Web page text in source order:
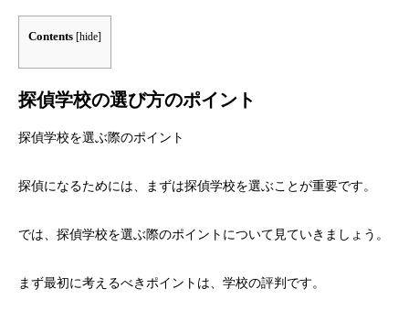
Contents [hide]
探偵学校の選び方のポイント
探偵学校を選ぶ際のポイント
探偵になるためには、まずは探偵学校を選ぶことが重要です。
では、探偵学校を選ぶ際のポイントについて見ていきましょう。
まず最初に考えるべきポイントは、学校の評判です。